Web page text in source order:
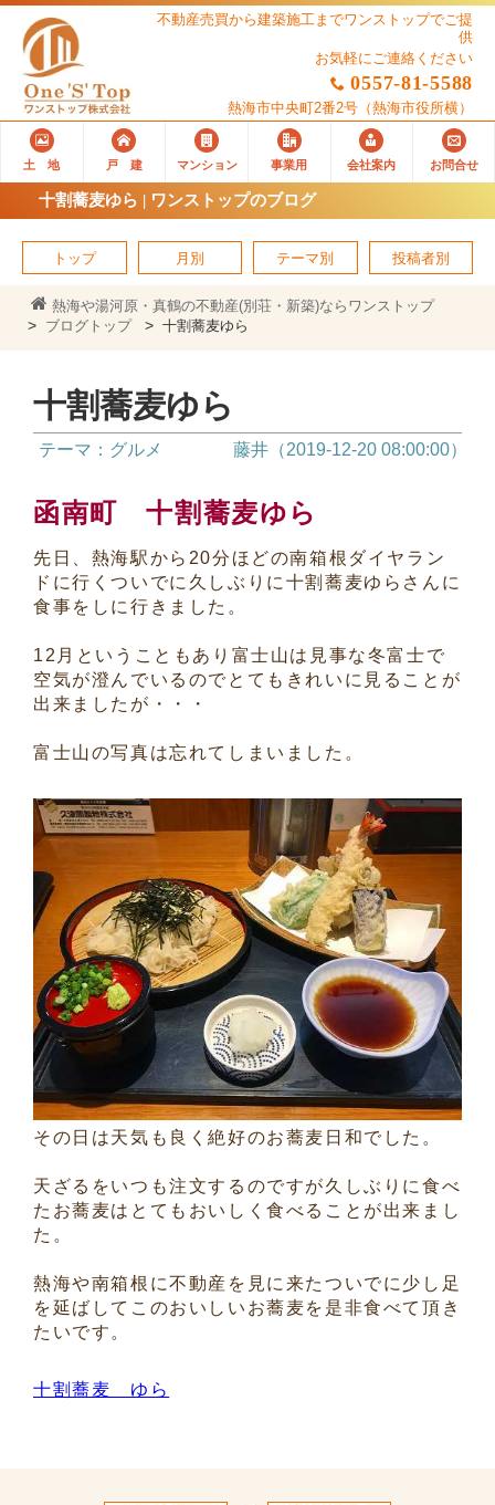
不動産売買から建築施工までワンストップでご提
供
お気軽にご連絡ください
0557-81-5588
熱海市中央町2番2号 （熱海市役所横）
土 地 戸 建 マンション 事業用 会社案内 お問合せ
十割蕎麦ゆら | ワンストップのブログ
トップ 月別 テーマ別 投稿者別
熱海や湯河原・真鶴の不動産(別荘・新築)ならワンストップ
ブログトップ
十割蕎麦ゆら
十割蕎麦ゆら
テーマ：グルメ 藤井（2019-12-20 08:00:00）
函南町 十割蕎麦ゆら
先日、熱海駅から20分ほどの南箱根ダイヤラン
ドに行くついでに久しぶりに十割蕎麦ゆらさんに
食事をしに行きました。
12月ということもあり富士山は見事な冬富士で
空気が澄んでいるのでとてもきれいに見ることが
出来ましたが・・・
富士山の写真は忘れてしまいました。
その日は天気も良く絶好のお蕎麦日和でした。
天ざるをいつも注文するのですが久しぶりに食べ
たお蕎麦はとてもおいしく食べることが出来まし
た。
熱海や南箱根に不動産を見に来たついでに少し足
を延ばしてこのおいしいお蕎麦を是非食べて頂き
たいです。
十割蕎麦 ゆら